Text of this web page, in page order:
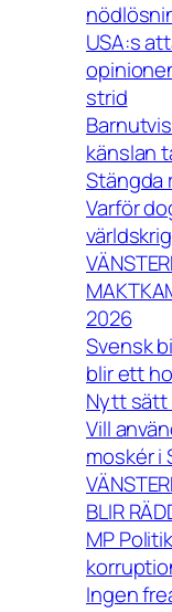
USA:s
strid
känslan
Stängda
Varför
2026
Svensk
blir ett
Nytt sätt
Vill
moskér i
BLIR
MP
Ingen